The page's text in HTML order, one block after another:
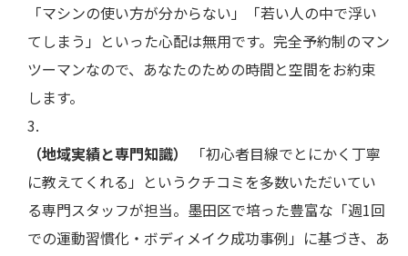
「マシンの使い方が分からない」「若い人の中で浮い
てしまう」といった心配は無用です。完全予約制のマン
ツーマンなので、あなたのための時間と空間をお約束
します。
（地域実績と専門知識）
「初心者目線でとにかく丁寧
に教えてくれる」というクチコミを多数いただいてい
る専門スタッフが担当。墨田区で培った豊富な「週1回
での運動習慣化・ボディメイク成功事例」に基づき、あ